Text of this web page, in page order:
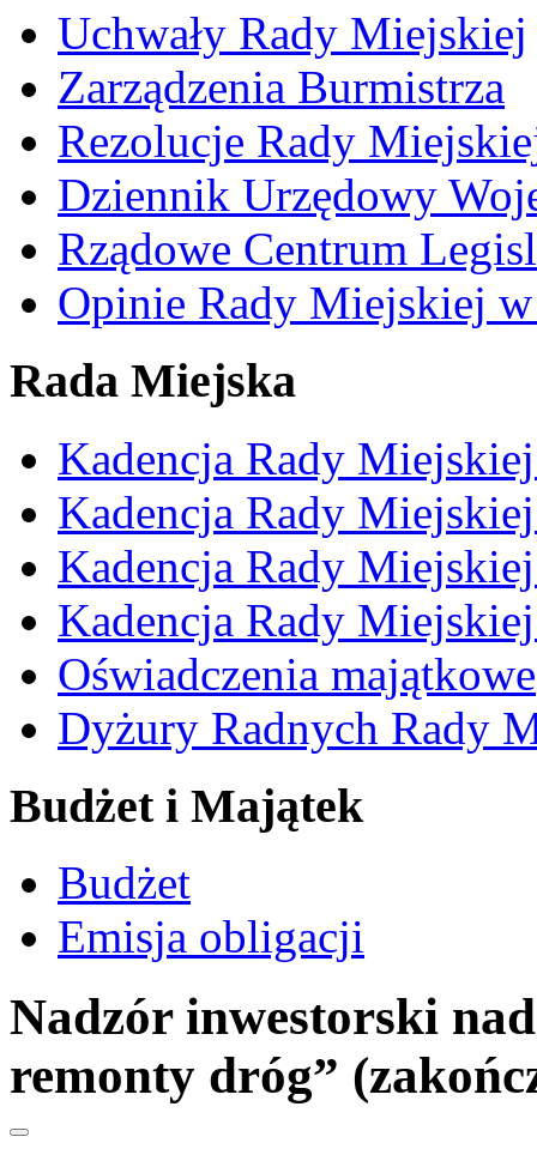
Uchwały Rady Miejskiej
Zarządzenia Burmistrza
Rezolucje Rady
Dziennik Urzędowy
Rządowe Centrum
Opinie Rady Miejskiej w
Rada Miejska
Kadencja Rady
Kadencja Rady
Kadencja Rady
Kadencja Rady
Oświadczenia majątkowe
Dyżury Radnych Rady
Budżet i Majątek
Budżet
Emisja obligacji
Nadzór inwestorski
remonty dróg”